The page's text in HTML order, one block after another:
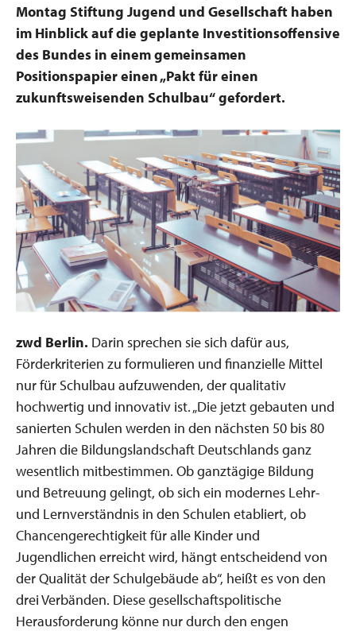
Montag Stiftung Jugend und Gesellschaft haben
im Hinblick auf die geplante Investitionsoffensive
des Bundes in einem gemeinsamen
Positionspapier einen „Pakt für einen
zukunftsweisenden Schulbau“ gefordert.
zwd Berlin. Darin sprechen sie sich dafür aus,
Förderkriterien zu formulieren und finanzielle Mittel
nur für Schulbau aufzuwenden, der qualitativ
hochwertig und innovativ ist. „Die jetzt gebauten und
sanierten Schulen werden in den nächsten 50 bis 80
Jahren die Bildungslandschaft Deutschlands ganz
wesentlich mitbestimmen. Ob ganztägige Bildung
und Betreuung gelingt, ob sich ein modernes Lehr-
und Lernverständnis in den Schulen etabliert, ob
Chancengerechtigkeit für alle Kinder und
Jugendlichen erreicht wird, hängt entscheidend von
der Qualität der Schulgebäude ab“, heißt es von den
drei Verbänden. Diese gesellschaftspolitische
Herausforderung könne nur durch den engen